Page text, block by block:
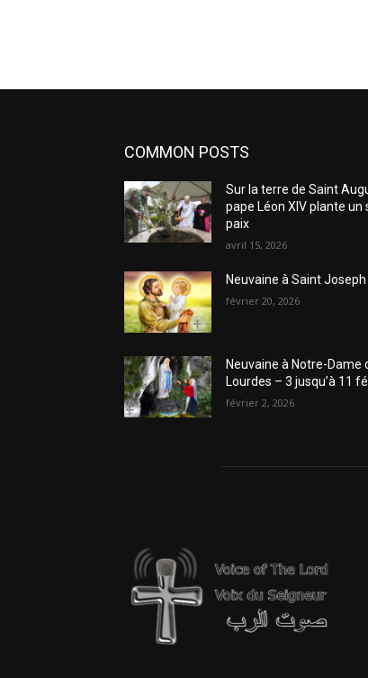
COMMON POSTS
Sur la terre de Saint
pape Léon XIV plante un
paix
avril 15, 2026
Neuvaine à Saint Joseph
février 20, 2026
Neuvaine à Notre-Dame
Lourdes – 3 jusqu’à 11
février 2, 2026